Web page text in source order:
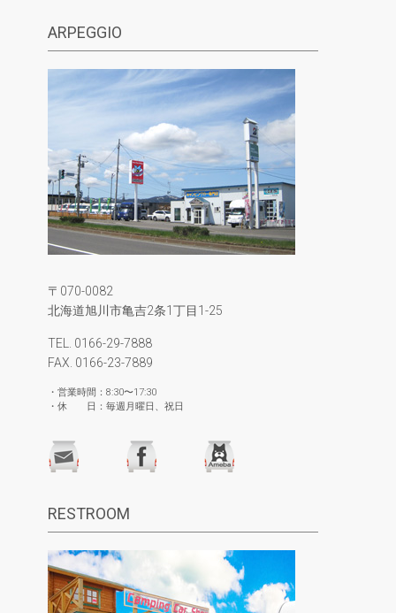
ARPEGGIO
〒070-0082
北海道旭川市亀吉2条1丁目1-25
TEL. 0166-29-7888
FAX. 0166-23-7889
・営業時間：8:30〜17:30
・休 日：毎週月曜日、祝日
RESTROOM